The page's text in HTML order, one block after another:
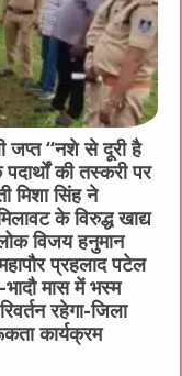
जप्त “नशे से दूरी है
की तस्करी पर
मिशा सिंह ने
के विरुद्ध खाद्य
विजय हनुमान
प्रहलाद पटेल
भादौ मास में भस्म
रहेगा-जिला
कार्यक्रम